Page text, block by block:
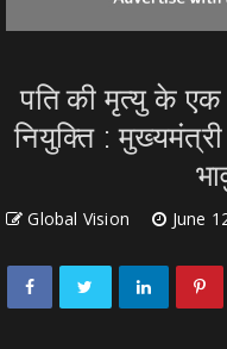
पति की मृत्यु के
नियुक्ति :
Global Vision June